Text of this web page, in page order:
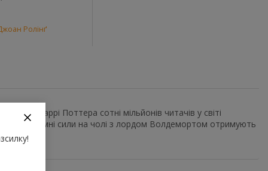
Ролінґ
про Гаррі Поттера сотні мільйонів читачів у світі
часом темні сили на чолі з лордом Волдемортом отримують